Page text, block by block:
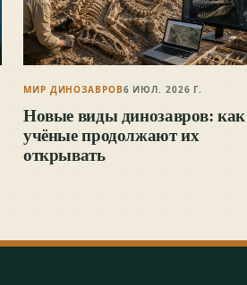
МИР ДИНОЗАВРОВ6 ИЮЛ. 2026 Г.
Новые виды динозавров: как
учёные продолжают их
открывать